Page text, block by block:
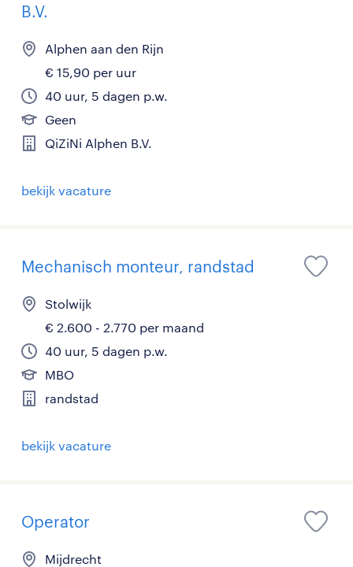
B.V.
Alphen aan den Rijn
€ 15,90 per uur
40 uur, 5 dagen p.w.
Geen
QiZiNi Alphen B.V.
bekijk vacature
Mechanisch monteur, randstad
Stolwijk
€ 2.600 - 2.770 per maand
40 uur, 5 dagen p.w.
MBO
randstad
bekijk vacature
Operator
Mijdrecht